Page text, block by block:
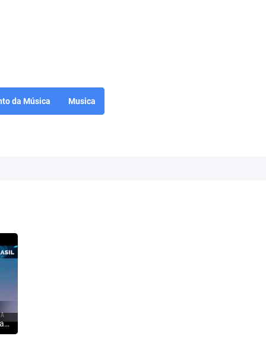
da Música Musica
Tentativa de assalto a Silas Malafaia termina em troca de tiros